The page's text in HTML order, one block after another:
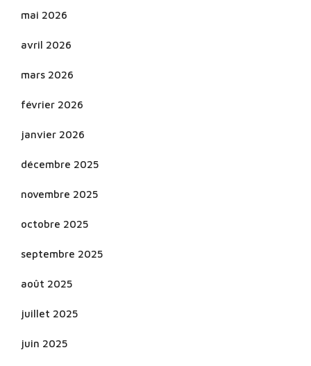
mai 2026
avril 2026
mars 2026
février 2026
janvier 2026
décembre 2025
novembre 2025
octobre 2025
septembre 2025
août 2025
juillet 2025
juin 2025